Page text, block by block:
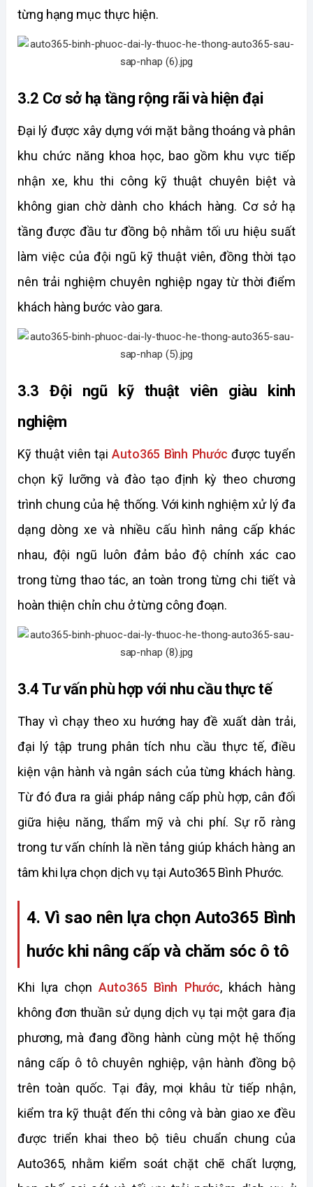
từng hạng mục thực hiện.
3.2 Cơ sở hạ tầng rộng rãi và hiện đại
Đại lý được xây dựng với mặt bằng thoáng và phân
khu chức năng khoa học, bao gồm khu vực tiếp
nhận xe, khu thi công kỹ thuật chuyên biệt và
không gian chờ dành cho khách hàng. Cơ sở hạ
tầng được đầu tư đồng bộ nhằm tối ưu hiệu suất
làm việc của đội ngũ kỹ thuật viên, đồng thời tạo
nên trải nghiệm chuyên nghiệp ngay từ thời điểm
khách hàng bước vào gara.
3.3 Đội ngũ kỹ thuật viên giàu kinh
nghiệm
Kỹ thuật viên tại Auto365 Bình Phước được tuyển
chọn kỹ lưỡng và đào tạo định kỳ theo chương
trình chung của hệ thống. Với kinh nghiệm xử lý đa
dạng dòng xe và nhiều cấu hình nâng cấp khác
nhau, đội ngũ luôn đảm bảo độ chính xác cao
trong từng thao tác, an toàn trong từng chi tiết và
hoàn thiện chỉn chu ở từng công đoạn.
3.4 Tư vấn phù hợp với nhu cầu thực tế
Thay vì chạy theo xu hướng hay đề xuất dàn trải,
đại lý tập trung phân tích nhu cầu thực tế, điều
kiện vận hành và ngân sách của từng khách hàng.
Từ đó đưa ra giải pháp nâng cấp phù hợp, cân đối
giữa hiệu năng, thẩm mỹ và chi phí. Sự rõ ràng
trong tư vấn chính là nền tảng giúp khách hàng an
tâm khi lựa chọn dịch vụ tại Auto365 Bình Phước.
4. Vì sao nên lựa chọn Auto365 Bình
hước khi nâng cấp và chăm sóc ô tô
Khi lựa chọn Auto365 Bình Phước, khách hàng
không đơn thuần sử dụng dịch vụ tại một gara địa
phương, mà đang đồng hành cùng một hệ thống
nâng cấp ô tô chuyên nghiệp, vận hành đồng bộ
trên toàn quốc. Tại đây, mọi khâu từ tiếp nhận,
kiểm tra kỹ thuật đến thi công và bàn giao xe đều
được triển khai theo bộ tiêu chuẩn chung của
Auto365, nhằm kiểm soát chặt chẽ chất lượng,